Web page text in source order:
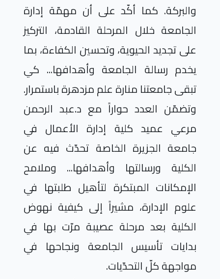
والبركة. كما أكّد على أن مهمّة إدارة
الجامعة خلال المرحلة القادمة، التركيز
على تجديد الحيوية، وتحسين الكفاءة، بما
يخدم رسالة الجامعة وأهدافها... كي
تبقى جامعتنا منارة علم مزدهرة باستمرار.
وتضمّن العدد حواراً مع د.عبد الرحمن
مرعي عميد كلية إدارة الأعمال في
جامعة الجزيرة الخاصة تحدّث فيه عن
الكلية ورسالتها وأهدافها... وملامح
الإمكانات المبتكرة لتأهيل طلبتها في
علوم الإدارة، مشيراً إلى كيفية نهوض
الكلية بعد مرحلة عصيبة مرّت بها في
بدايات تأسيس الجامعة ونجاحها في
مواجهة كلّ التحدّيات.